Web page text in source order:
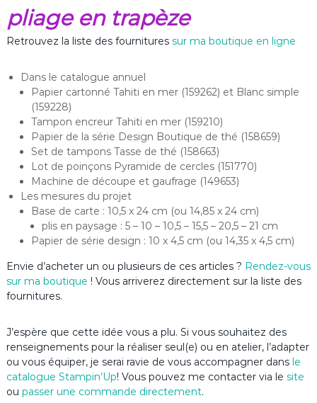
pliage en trapèze
Retrouvez la liste des fournitures sur ma boutique en ligne
Dans le catalogue annuel
Papier cartonné Tahiti en mer (159262) et Blanc simple
(159228)
Tampon encreur Tahiti en mer (159210)
Papier de la série Design Boutique de thé (158659)
Set de tampons Tasse de thé (158663)
Lot de poinçons Pyramide de cercles (151770)
Machine de découpe et gaufrage (149653)
Les mesures du projet
Base de carte : 10,5 x 24 cm (ou 14,85 x 24 cm)
plis en paysage : 5 – 10 – 10,5 – 15,5 – 20,5 – 21 cm
Papier de série design : 10 x 4,5 cm (ou 14,35 x 4,5 cm)
Envie d’acheter un ou plusieurs de ces articles ? Rendez-vous
sur ma boutique ! Vous arriverez directement sur la liste des
fournitures.
J’espère que cette idée vous a plu. Si vous souhaitez des
renseignements pour la réaliser seul(e) ou en atelier, l’adapter
ou vous équiper, je serai ravie de vous accompagner dans le
catalogue Stampin’Up! Vous pouvez me contacter via le site
ou passer une commande directement.